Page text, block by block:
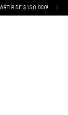
DE $150.000! |